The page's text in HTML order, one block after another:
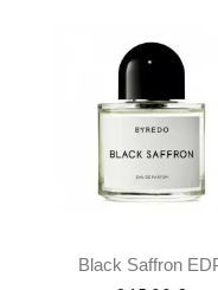
Black Saffron